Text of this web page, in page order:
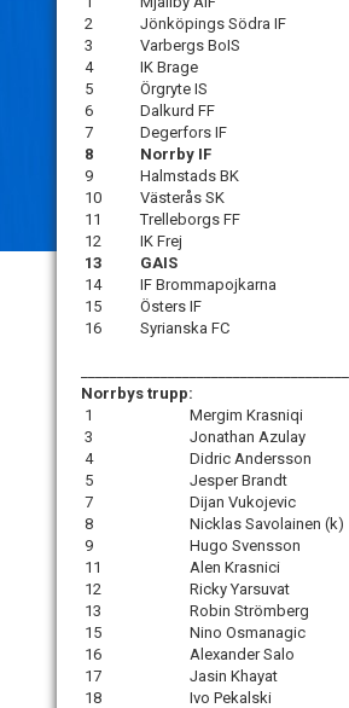
2
Jönköpings Södra IF
3
Varbergs BoIS
4
IK Brage
5
Örgryte IS
6
Dalkurd FF
7
Degerfors IF
8
Norrby IF
9
Halmstads BK
10
Västerås SK
11
Trelleborgs FF
12
IK Frej
13
GAIS
14
IF Brommapojkarna
15
Östers IF
16
Syrianska FC
Norrbys trupp:
1
Mergim Krasniqi
3
Jonathan Azulay
4
Didric Andersson
5
Jesper Brandt
7
Dijan Vukojevic
8
Nicklas Savolainen (k)
9
Hugo Svensson
11
Alen Krasnici
12
Ricky Yarsuvat
13
Robin Strömberg
15
Nino Osmanagic
16
Alexander Salo
17
Jasin Khayat
18
Ivo Pekalski